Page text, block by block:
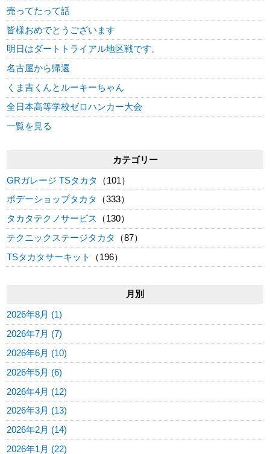
売ってたって話
皆様おめでとうございます
明日はダートトライアル地区戦です。
名古屋から帰還
くま吉くんとルーキーちゃん
全日本高等学校ゼロハンカー大会
一覧を見る
カテゴリー
GRガレージ TSタカタ
（101）
ボデーショップタカタ
（333）
タカタテクノサービス
（130）
テクニックステージタカタ
（87）
TSタカタサーキット
（196）
月別
2026年8月 (1)
2026年7月 (7)
2026年6月 (10)
2026年5月 (6)
2026年4月 (12)
2026年3月 (13)
2026年2月 (14)
2026年1月 (22)